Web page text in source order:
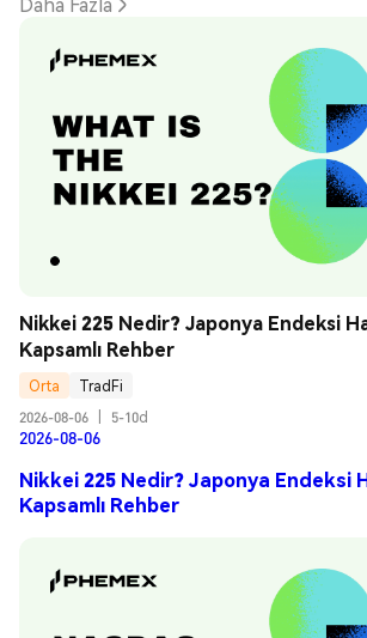
Nikkei 225 Nedir? Japonya Endeksi
Kapsamlı Rehber
Orta
TradFi
2026-08-06
5-10d
2026-08-06
Nikkei 225 Nedir? Japonya Endeksi
Kapsamlı Rehber